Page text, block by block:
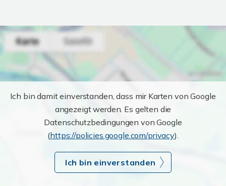
Ich bin damit einverstanden, dass mir Karten von Google
angezeigt werden. Es gelten die
Datenschutzbedingungen von Google
(https://policies.google.com/privacy).
Ich bin einverstanden